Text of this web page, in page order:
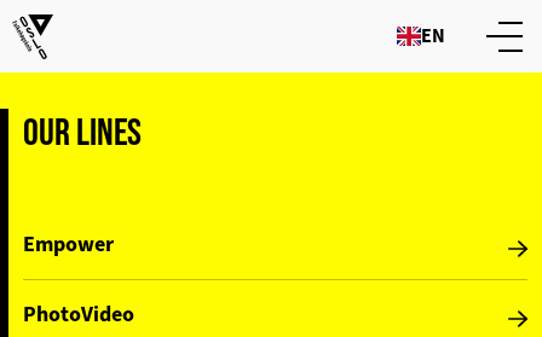
EN
OUR LINES
Empower
PhotoVideo